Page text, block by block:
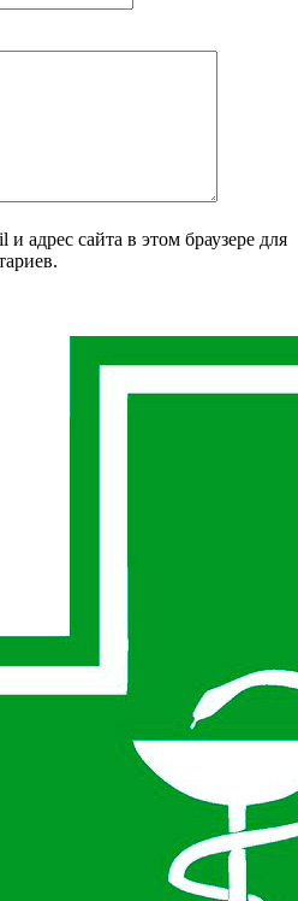
адрес сайта в этом браузере для